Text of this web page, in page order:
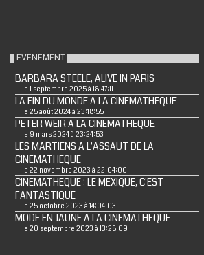
EVENEMENT
BARBARA STEELE, ALIVE IN PARIS
le 1 septembre 2025 à 18:47:11
LA FIN DU MONDE A LA CINEMATHEQUE
le 25 août 2024 à 23:18:55
PETER WEIR A LA CINEMATHEQUE
le 9 mars 2024 à 23:24:53
LES MARTIENS A L'ASSAUT DE LA
CINEMATHEQUE
le 22 novembre 2023 à 22:04:00
CINEMATHEQUE : LE MEXIQUE, C'EST
FANTASTIQUE
le 25 octobre 2023 à 14:04:03
MODE EN JAUNE A LA CINEMATHEQUE
le 20 septembre 2023 à 13:28:09